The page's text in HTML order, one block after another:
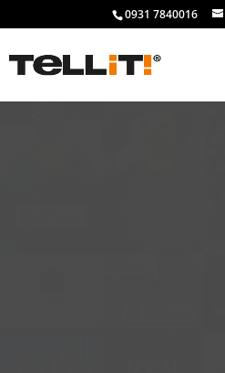
0931 7840016